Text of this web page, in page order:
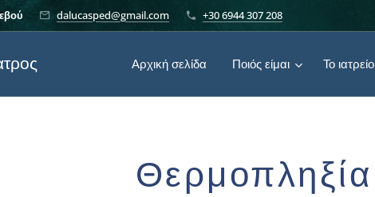
dalucasped@gmail.com +30 6944 307 208
Αρχική σελίδα Ποιός είμαι Το ιατρείο
Θερμοπληξία